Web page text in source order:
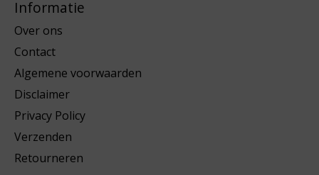
Informatie
Over ons
Contact
Algemene voorwaarden
Disclaimer
Privacy Policy
Verzenden
Retourneren